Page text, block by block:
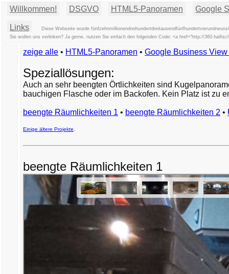
Willkommen! DSGVO HTML5-Panoramen Google
Links
Diese Webseite wurde
Sie wollen uns verlinken? Ja gerne, nutzen Sie einfach den folgenden Code: <a href="http://
zeige alle • HTML5-Panoramen • Google Business
Speziallösungen:
Auch an sehr beengten Örtlichkeiten sind
bauchigen Flasche oder im Backofen. Kein Platz ist zu
beengte Räumlichkeiten 1 • beengte Räumlichkeiten 2 •
Einige ältere Projekte
beengte Räumlichkeiten 1